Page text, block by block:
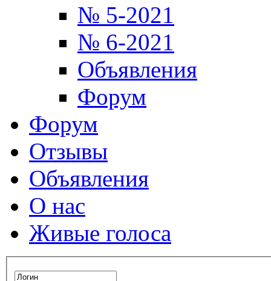
№ 5-2021
№ 6-2021
Объявления
Форум
Форум
Отзывы
Объявления
О нас
Живые голоса